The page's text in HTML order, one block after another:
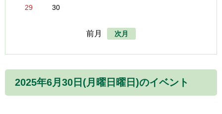
29
30
前月 次月
2025年6月30日(月曜日曜日)のイベント